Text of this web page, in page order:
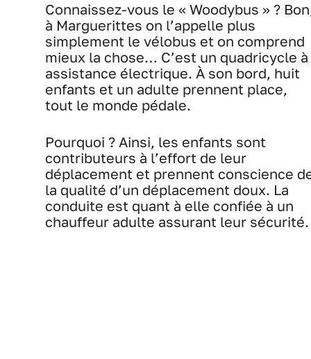
Connaissez-vous le « Woodybus » ?
à Marguerittes on l’appelle plus
simplement le vélobus et on comprend
mieux la chose… C’est un quadricycle à
assistance électrique. À son bord, huit
enfants et un adulte prennent place,
tout le monde pédale.
Pourquoi ? Ainsi, les enfants sont
contributeurs à l’effort de leur
déplacement et prennent conscience
la qualité d’un déplacement doux. La
conduite est quant à elle confiée à un
chauffeur adulte assurant leur sécurité.